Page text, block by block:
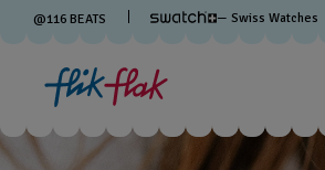
@116 BEATS — Swiss Watches